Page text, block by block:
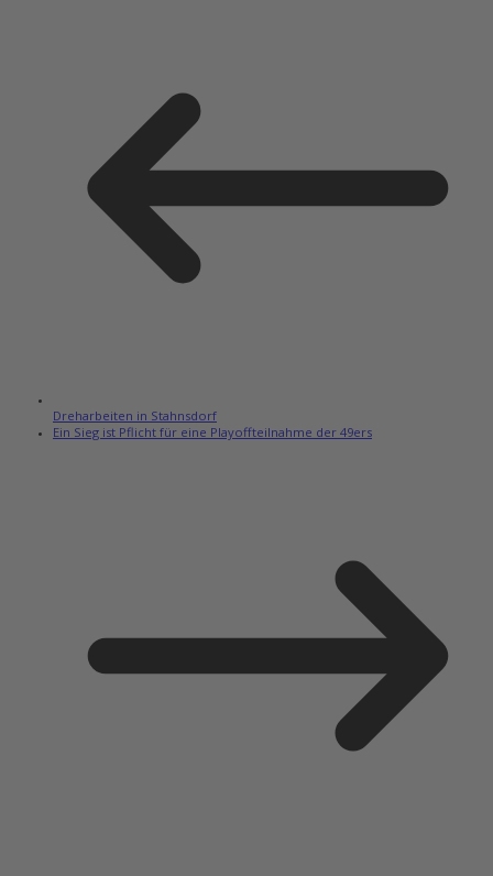
Dreharbeiten in Stahnsdorf
Ein Sieg ist Pflicht für eine Playoffteilnahme der 49ers